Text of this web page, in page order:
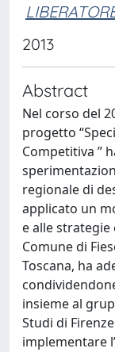
2013
Abstract
Nel corso del
progetto
Competitiva ”
regionale di
applicato un
e alle strategie
Comune di
Toscana, ha
insieme al
Studi di
implementare